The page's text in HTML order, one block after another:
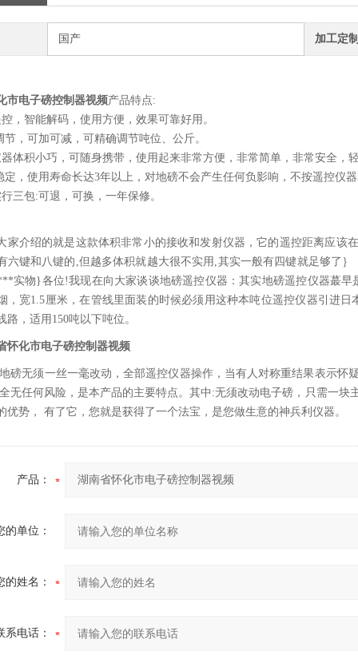
国产 加工定制
市电子磅控制器视频产品特点:
，智能解码，使用方便，效果可靠好用。
，可加可减，可精确调节吨位、公斤。
体积小巧，可随身携带，使用起来非常方便，非常简单，非常安全，
，使用寿命长达3年以上，对地磅不会产生任何负影响，不按遥控仪
三包:可退，可换，一年保修。
家介绍的就是这款体积非常小的接收和发射仪器，它的遥控距离应该
六键和八键的,但越多体积就越大很不实用,其实一般有四键就足够了
实物}各位!我现在向大家谈谈地磅遥控仪器：其实地磅遥控仪器蕞
，宽1.5厘米，在管线里面装的时候必须用这种本吨位遥控仪器引进
路，适用150吨以下吨位。
怀化市电子磅控制器视频
磅无须一丝一毫改动，全部遥控仪器操作，当有人对称重结果表示怀
无任何风险，是本产品的主要特点。其中:无须改动电子磅，只需一
优势， 有了它，您就是获得了一个法宝，是您做生意的神兵利仪器。
产品：
的单位：
的姓名：
系电话：